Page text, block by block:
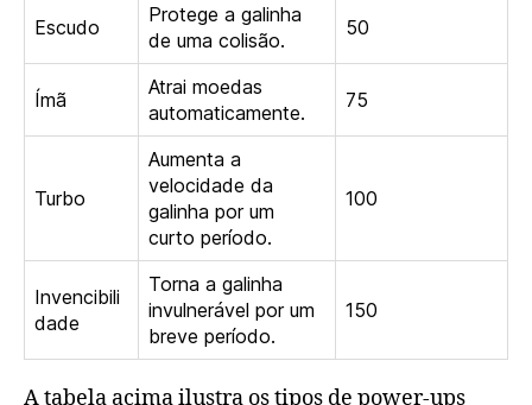
Escudo
Protege a galinha
de uma colisão.
50
Ímã
Atrai moedas
automaticamente.
75
Turbo
Aumenta a
velocidade da
galinha por um
curto período.
100
Invencibili
dade
Torna a galinha
invulnerável por um
breve período.
150
A tabela acima ilustra os tipos de power-ups